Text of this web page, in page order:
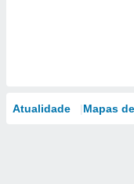
Atualidade Mapas